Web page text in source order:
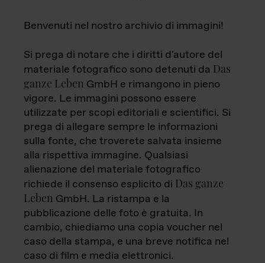
Benvenuti nel nostro archivio di immagini!
Si prega di notare che i diritti d'autore del
materiale fotografico sono detenuti da Das
ganze Leben GmbH e rimangono in pieno
vigore. Le immagini possono essere
utilizzate per scopi editoriali e scientifici. Si
prega di allegare sempre le informazioni
sulla fonte, che troverete salvata insieme
alla rispettiva immagine. Qualsiasi
alienazione del materiale fotografico
richiede il consenso esplicito di Das ganze
Leben GmbH. La ristampa e la
pubblicazione delle foto è gratuita. In
cambio, chiediamo una copia voucher nel
caso della stampa, e una breve notifica nel
caso di film e media elettronici.